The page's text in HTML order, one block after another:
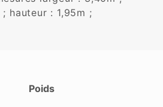
hauteur : 1,95m ;
Poids